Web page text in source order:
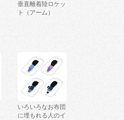
垂直離着陸ロケッ
ト（アーム）
いろいろなお布団
に埋もれる人のイ